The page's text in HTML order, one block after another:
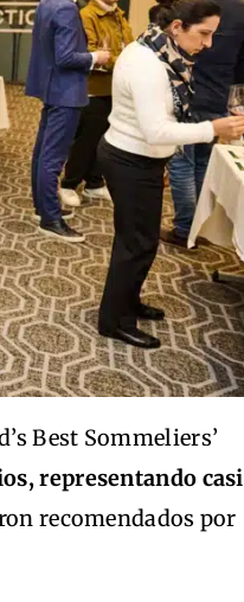
Best Sommeliers’
representando casi
recomendados por